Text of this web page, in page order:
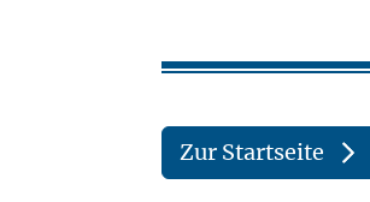
Zur Startseite